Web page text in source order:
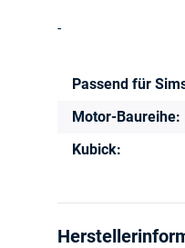
-
Wert
Passend für
Motor-Baureihe:
Kubick: